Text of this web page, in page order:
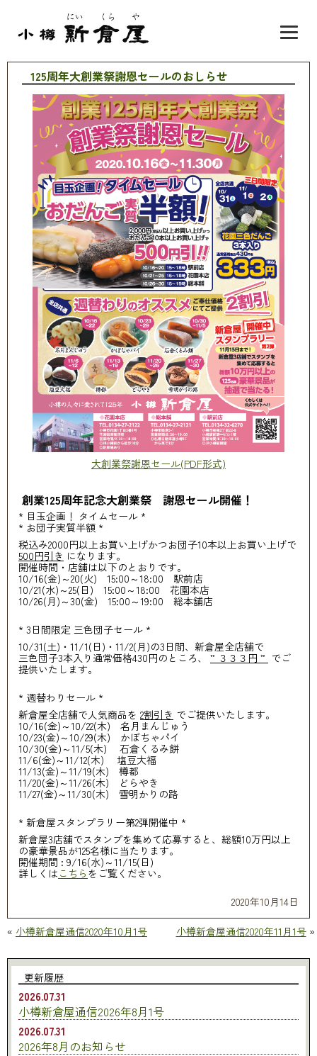
125周年大創業祭謝恩セールのおしらせ
大創業祭謝恩セール(PDF形式)
創業125周年記念大創業祭 謝恩セール開催！
* 目玉企画！ タイムセール *
* お団子実質半額 *
税込み2000円以上お買い上げかつお団子10本以上お買い上げで
500円引き になります。
開催時間・店舗は以下のとおりです。
10/16(金)～20(火) 15:00～18:00 駅前店
10/21(水)～25(日) 15:00～18:00 花園本店
10/26(月)～30(金) 15:00～19:00 総本舗店
* 3日間限定 三色団子セール *
10/31(土)・11/1(日)・11/2(月)の3日間、新倉屋全店舗で
三色団子3本入り通常価格430円のところ、 ” ３３３円 ” でご
提供いたします。
* 週替わりセール *
新倉屋全店舗で人気商品を 2割引き でご提供いたします。
10/16(金)～10/22(木) 名月まんじゅう
10/23(金)～10/29(木) かぼちゃパイ
10/30(金)～11/5(木) 石倉くるみ餅
11/6(金)～11/12(木) 塩豆大福
11/13(金)～11/19(木) 樽都
11/20(金)～11/26(木) どらやき
11/27(金)～11/30(木) 雪明かりの路
* 新倉屋スタンプラリー第2弾開催中 *
新倉屋3店舗でスタンプを集めて応募すると、総額10万円以上
の豪華景品が125名様に当たります。
開催期間 : 9/16(水)～11/15(日)
詳しくは こちら をご覧ください。
2020年10月14日
« 小樽新倉屋通信2020年10月1号 小樽新倉屋通信2020年11月1号»
更新履歴
2026.07.31
小樽新倉屋通信2026年8月1号
2026.07.31
2026年8月のお知らせ